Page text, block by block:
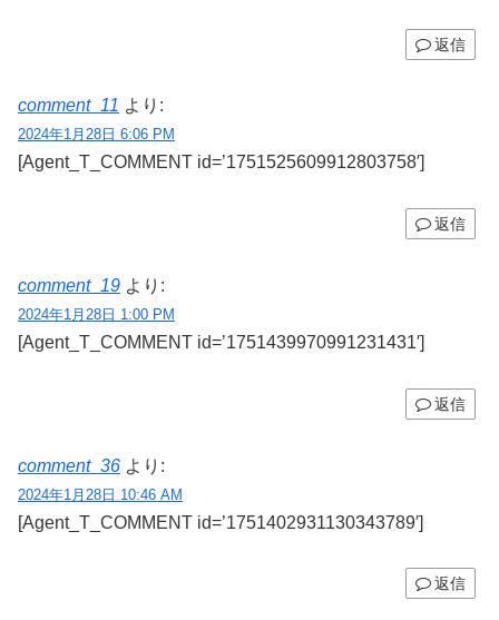
返信
comment_11 より:
2024年1月28日 6:06 PM
[Agent_T_COMMENT id=’1751525609912803758′]
返信
comment_19 より:
2024年1月28日 1:00 PM
[Agent_T_COMMENT id=’1751439970991231431′]
返信
comment_36 より:
2024年1月28日 10:46 AM
[Agent_T_COMMENT id=’1751402931130343789′]
返信